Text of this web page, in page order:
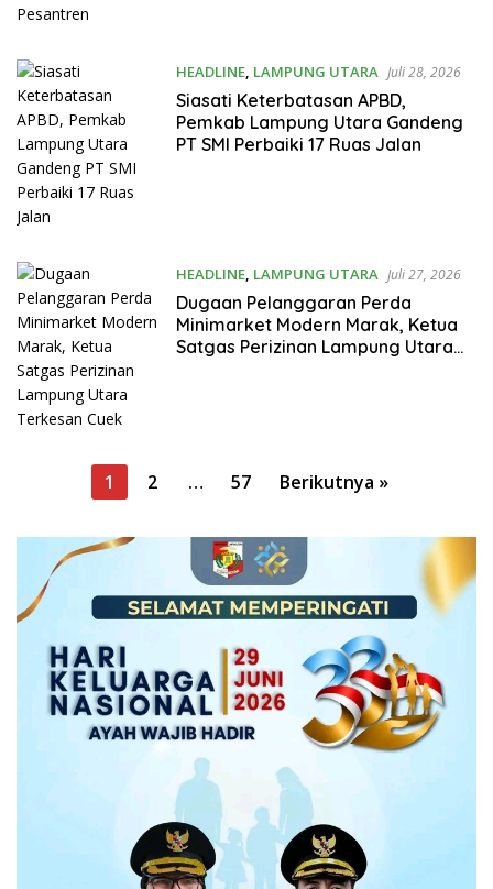
HEADLINE, LAMPUNG UTARA Juli 28, 2026
Siasati Keterbatasan APBD,
Pemkab Lampung Utara Gandeng
PT SMI Perbaiki 17 Ruas Jalan
HEADLINE, LAMPUNG UTARA Juli 27, 2026
Dugaan Pelanggaran Perda
Minimarket Modern Marak, Ketua
Satgas Perizinan Lampung Utara
Paginasi
1 2 … 57 Berikutnya »